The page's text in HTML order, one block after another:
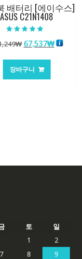
배터리 [에이수스]
ASUS C21N1408
4.50
로 평가됨
₩ 원
가
격:
67,537₩현
장바구니
토
일
1
2
7 8
9